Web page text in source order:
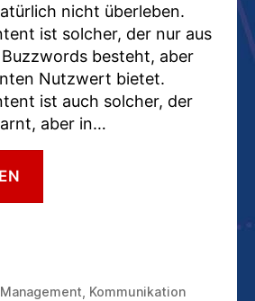
nicht überleben.
ist solcher, der nur aus
besteht, aber
Nutzwert bietet.
ist auch solcher, der
aber in…
GEMACHTESKommunikation